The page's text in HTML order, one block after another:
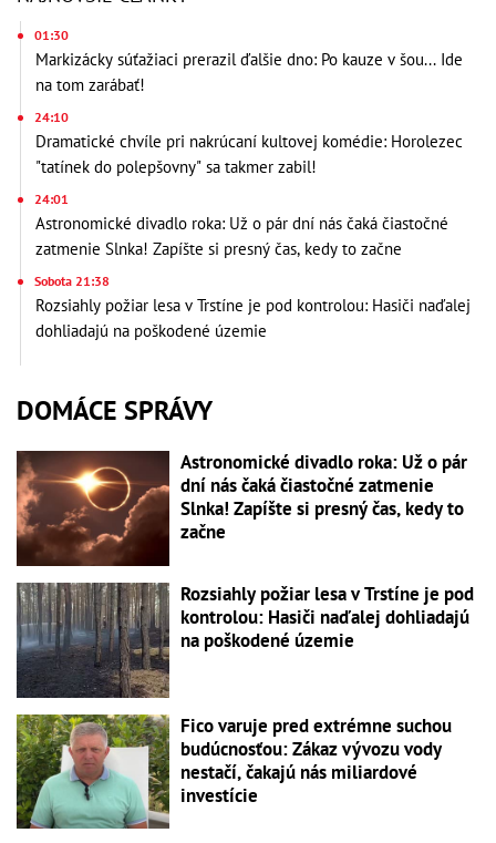
01:30
Markizácky súťažiaci prerazil ďalšie dno: Po kauze v šou... Ide
na tom zarábať!
24:10
Dramatické chvíle pri nakrúcaní kultovej komédie: Horolezec
"tatínek do polepšovny" sa takmer zabil!
24:01
Astronomické divadlo roka: Už o pár dní nás čaká čiastočné
zatmenie Slnka! Zapíšte si presný čas, kedy to začne
Sobota 21:38
Rozsiahly požiar lesa v Trstíne je pod kontrolou: Hasiči naďalej
dohliadajú na poškodené územie
DOMÁCE SPRÁVY
Astronomické divadlo roka: Už o pár
dní nás čaká čiastočné zatmenie
Slnka! Zapíšte si presný čas, kedy to
začne
Rozsiahly požiar lesa v Trstíne je pod
kontrolou: Hasiči naďalej dohliadajú
na poškodené územie
Fico varuje pred extrémne suchou
budúcnosťou: Zákaz vývozu vody
nestačí, čakajú nás miliardové
investície